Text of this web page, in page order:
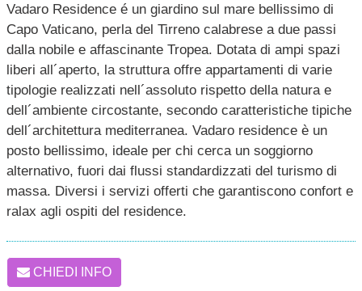
Vadaro Residence é un giardino sul mare bellissimo di
Capo Vaticano, perla del Tirreno calabrese a due passi
dalla nobile e affascinante Tropea. Dotata di ampi spazi
liberi all´aperto, la struttura offre appartamenti di varie
tipologie realizzati nell´assoluto rispetto della natura e
dell´ambiente circostante, secondo caratteristiche tipiche
dell´architettura mediterranea. Vadaro residence è un
posto bellissimo, ideale per chi cerca un soggiorno
alternativo, fuori dai flussi standardizzati del turismo di
massa. Diversi i servizi offerti che garantiscono confort e
ralax agli ospiti del residence.
CHIEDI INFO